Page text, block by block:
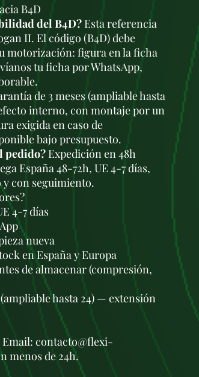
B4D
del B4D? Esta referencia
II. El código (B4D) debe
motorización: figura en la ficha
tu ficha por WhatsApp,
de 3 meses (ampliable hasta
interno, con montaje por un
exigida en caso de
bajo presupuesto.
pedido? Expedición en 48h
España 48-72h, UE 4-7 días,
con seguimiento.
4-7 días
nueva
en España y Europa
de almacenar (compresión,
hasta 24) — extensión
Email: contacto@flexi-
menos de 24h.